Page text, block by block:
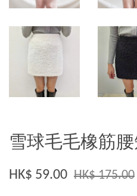
雪球毛毛橡筋
HK$ 59.00 HK$ 175.00